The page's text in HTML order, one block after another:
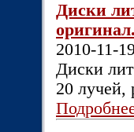
Диски
2010-11-
Диски
20 лучей,